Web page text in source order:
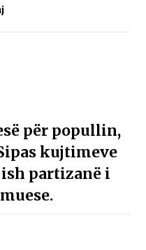
për popullin,
kujtimeve
partizanë i